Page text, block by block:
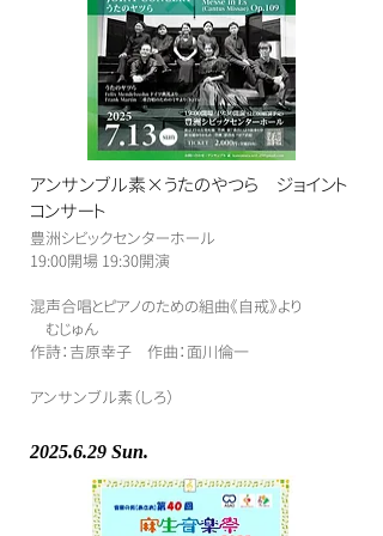
アンサンブル素×うたのやつら ジョイント
コンサート
豊洲シビックセンターホール
​19:00開場 19:30開演
​混声合唱とピアノのための組曲《自戒》より
むじゅん
作詩：吉原幸子 作曲：面川倫一
アンサンブル素（しろ）
2025.6.29 Sun.